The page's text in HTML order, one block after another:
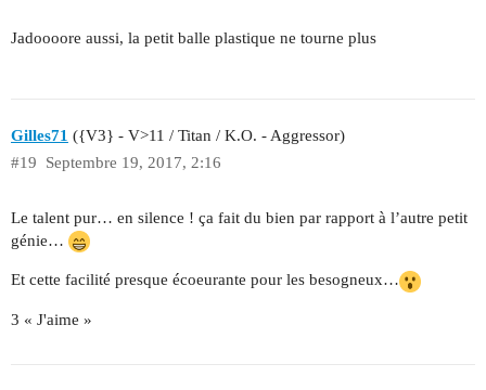
Jadoooore aussi, la petit balle plastique ne tourne plus
Gilles71 ({V3} - V>11 / Titan / K.O. - Aggressor)
Septembre 19, 2017, 2:16
#19
Le talent pur… en silence ! ça fait du bien par rapport à l’autre petit
génie…
Et cette facilité presque écoeurante pour les besogneux…
3 « J'aime »